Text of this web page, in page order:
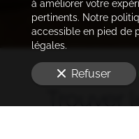
Trouver
à améliorer votre
pertinents. Notre
accessible en pied de
légales.
Refuser